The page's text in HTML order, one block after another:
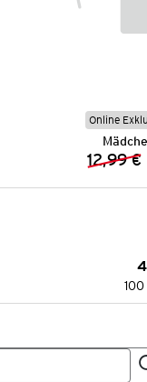
Online
12,99 €